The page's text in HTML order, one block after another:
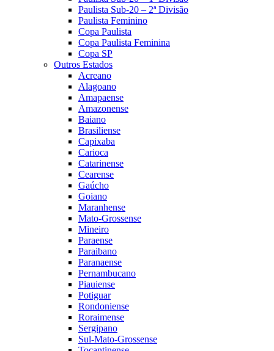
Paulista Sub-20 – 2ª Divisão
Paulista Feminino
Copa Paulista
Copa Paulista Feminina
Copa SP
Outros Estados
Acreano
Alagoano
Amapaense
Amazonense
Baiano
Brasiliense
Capixaba
Carioca
Catarinense
Cearense
Gaúcho
Goiano
Maranhense
Mato-Grossense
Mineiro
Paraense
Paraibano
Paranaense
Pernambucano
Piauiense
Potiguar
Rondoniense
Roraimense
Sergipano
Sul-Mato-Grossense